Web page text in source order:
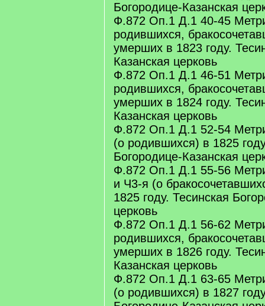
Богородице-Казанская
Ф.872 Оп.1 Д.1 40-45
родившихся,
умерших в 1823 году.
Казанская церковь
Ф.872 Оп.1 Д.1 46-51
родившихся,
умерших в 1824 году.
Казанская церковь
Ф.872 Оп.1 Д.1 52-54
(о родившихся) в 1825
Богородице-Казанская
Ф.872 Оп.1 Д.1 55-56
и Ч3-я (о
1825 году. Тесинская
церковь
Ф.872 Оп.1 Д.1 56-62
родившихся,
умерших в 1826 году.
Казанская церковь
Ф.872 Оп.1 Д.1 63-65
(о родившихся) в 1827